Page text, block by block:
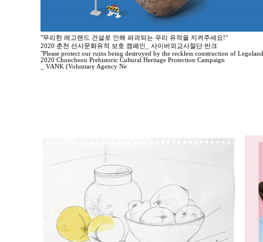
"무리한 레고랜드 건설로 인해 파괴되는 우리 유적을 지켜주세요!"
2020 춘천 선사문화유적 보호 캠페인_ 사이버외교사절단 반크
"Please protect our ruins being destroyed by the reckless construction of
2020 Chuncheon Prehistoric Cultural Heritage Protection Campaign
_ VANK (Voluntary Agency Ne